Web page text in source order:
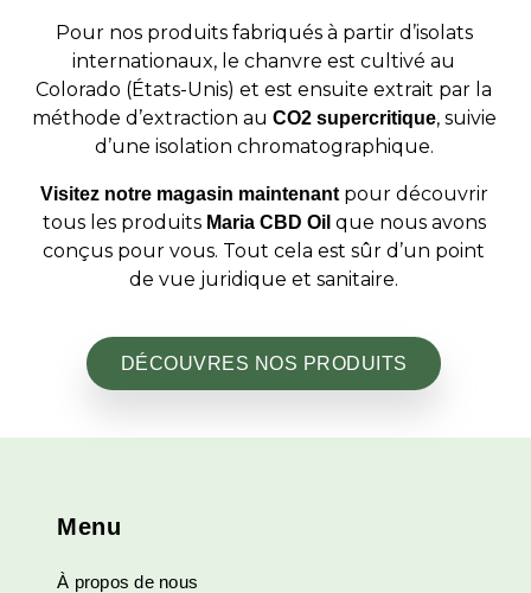
Pour nos produits fabriqués à partir d’isolats
internationaux, le chanvre est cultivé au
Colorado (États-Unis) et est ensuite extrait par la
méthode d’extraction au CO2 supercritique, suivie
d’une isolation chromatographique.
Visitez notre magasin maintenantpour découvrir
tous les produits Maria CBD Oil que nous avons
conçus pour vous. Tout cela est sûr d’un point
de vue juridique et sanitaire.
DÉCOUVRES NOS PRODUITS
Menu
À propos de nous